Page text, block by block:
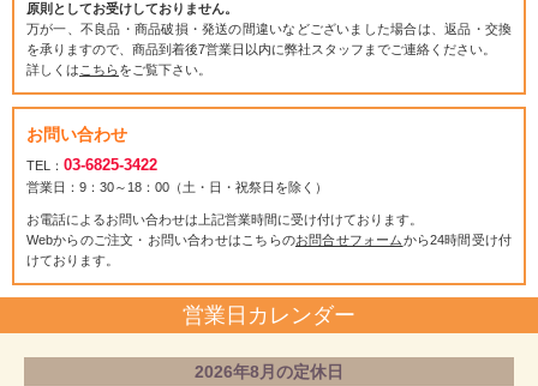
原則としてお受けしておりません。
万が一、不良品・商品破損・発送の間違いなどございました場合は、返品・交換
を承りますので、商品到着後7営業日以内に弊社スタッフまでご連絡ください。
詳しくは こちらをご覧下さい。
お問い合わせ
TEL： 03-6825-3422
営業日：9：30～18：00（土・日・祝祭日を除く）
お電話によるお問い合わせは上記営業時間に受け付けております。
Webからのご注文・お問い合わせはこちらのお問合せフォームから24時間受け付
けております。
営業日カレンダー
2026年8月の定休日